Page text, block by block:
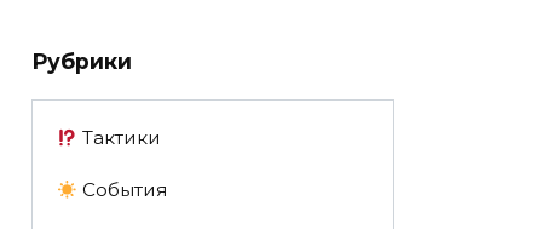
Рубрики
Тактики
События